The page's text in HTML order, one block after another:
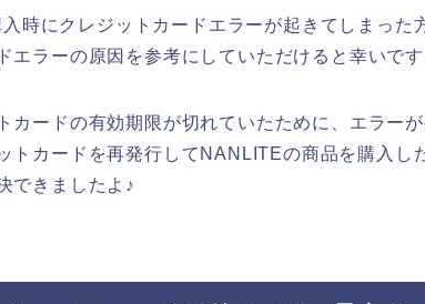
時にクレジットカードエラーが起きてしまった
エラーの原因を参考にしていただけると幸いです
カードの有効期限が切れていたために、エラーが
トカードを再発行してNANLITEの商品を購入し
できましたよ♪